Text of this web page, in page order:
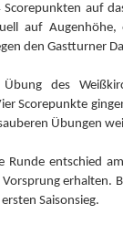
auf
auf Augenhöhe,
den Gastturner
des
Scorepunkte
Übungen
Runde entschied
erhalten.
Saisonsieg.